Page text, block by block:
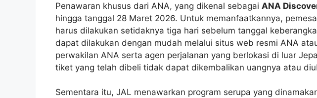
Penawaran khusus dari ANA, yang dikenal sebagai ANA
hingga tanggal 28 Maret 2026. Untuk memanfaatkannya,
harus dilakukan setidaknya tiga hari sebelum tanggal
dapat dilakukan dengan mudah melalui situs web resmi ANA
perwakilan ANA serta agen perjalanan yang berlokasi di luar
tiket yang telah dibeli tidak dapat dikembalikan uangnya atau
Sementara itu, JAL menawarkan program serupa yang